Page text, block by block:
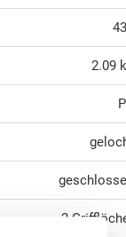
43 l
2.09
2